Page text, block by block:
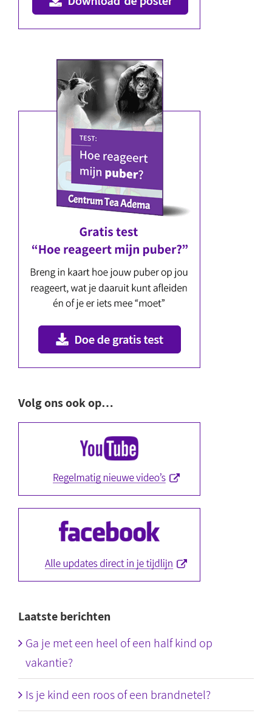
Volg ons ook op…
Laatste berichten
Ga je met een heel of een half kind op
vakantie?
Is je kind een roos of een brandnetel?